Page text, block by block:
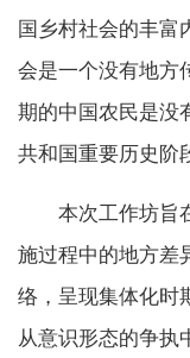
国乡村社会的丰富
会是一个没有地方
期的中国农民是没
共和国重要历史阶
本次工作坊旨在
施过程中的地方差
络，呈现集体化时
从意识形态的争执